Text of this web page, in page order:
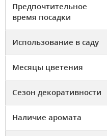
Предпочтительное
время посадки
Использование в саду
Месяцы цветения
Сезон декоративности
Наличие аромата